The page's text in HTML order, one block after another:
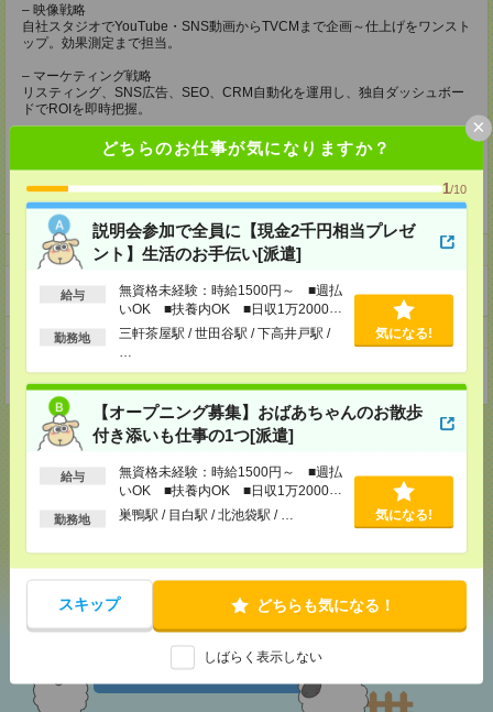
どちらのお仕事が気になりますか？
1/10
説明会参加で全員に【現金2千円相当プレゼ
ント】生活のお手伝い[派遣]
給与
無資格未経験：時給1500円～ ■週払
いOK ■扶養内OK ■日収1万2000円
以上
勤務地
三軒茶屋駅 / 世田谷駅 / 下高井戸駅 /
気になる!
【オープニング募集】おばあちゃんのお散歩
付き添いも仕事の1つ[派遣]
給与
無資格未経験：時給1500円～ ■週払
いOK ■扶養内OK ■日収1万2000円
以上
勤務地 巣鴨駅 / 目白駅 / 北池袋駅 / … 気になる!
スキップ どちらも気になる！
しばらく表示しない
×
– 映像戦略
自社スタジオでYouTube・SNS動画からTVCMまで企画～仕上げをワンスト
ップ。効果測定まで担当。
– マーケティング戦略
リスティング、SNS広告、SEO、CRM自動化を運用し、独自ダッシュボー
ドでROIを即時把握。
健康食品・化粧品業界を中心に400社超を支援。平均年齢27歳、週次
Demo Dayで技術と知見を共有し、スピードと成長を追求しています。
「デジタル×クリエイティブ×マーケティング」で企業とユーザー双方に価
値を届ける――これがレジットの使命です。
ホームページ
https://en-gage.net/legit_saiyo/
事業所
東京都渋谷区円山町28番1号渋谷道玄坂スカイビル4F
応募ページへ
気になる！
あなたの閲覧履歴からの
おすすめ